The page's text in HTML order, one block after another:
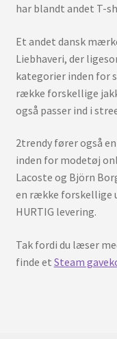
har blandt andet T-
Et andet dansk
Liebhaveri, der
kategorier inden for
række forskellige
også passer ind i
2trendy fører også
inden for modetøj
Lacoste og Björn
en række forskellige
HURTIG levering.
Tak fordi du læser
finde et Steam